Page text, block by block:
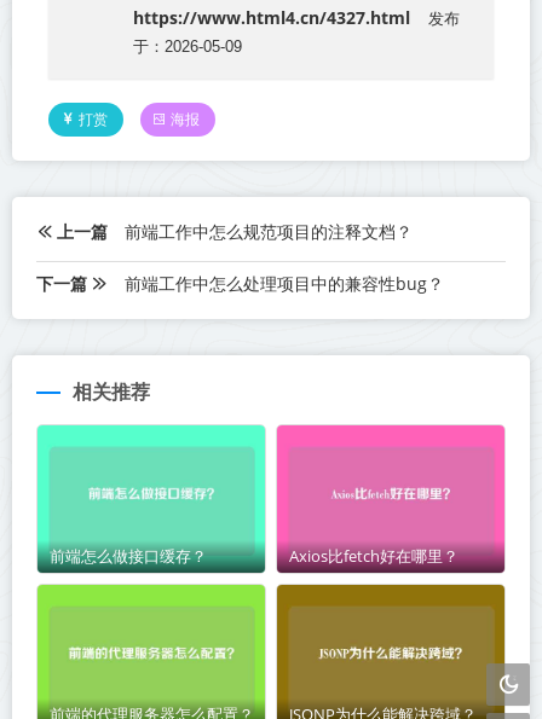
https://www.html4.cn/4327.html
发布
于：2026-05-09
打赏 海报
上一篇 前端工作中怎么规范项目的注释文档？
下一篇 前端工作中怎么处理项目中的兼容性bug？
相关推荐
前端怎么做接口缓存？ Axios比fetch好在哪里？